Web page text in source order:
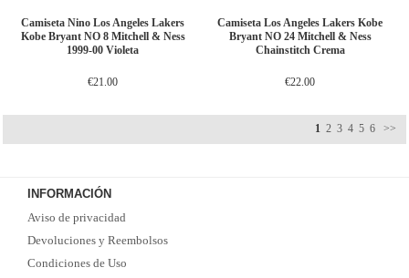
Camiseta Nino Los Angeles Lakers
Kobe Bryant NO 8 Mitchell & Ness
1999-00 Violeta
€21.00
Camiseta Los Angeles Lakers Kobe
Bryant NO 24 Mitchell & Ness
Chainstitch Crema
€22.00
1 2 3 4 5 6 >>
INFORMACIÓN
Aviso de privacidad
Devoluciones y Reembolsos
Condiciones de Uso